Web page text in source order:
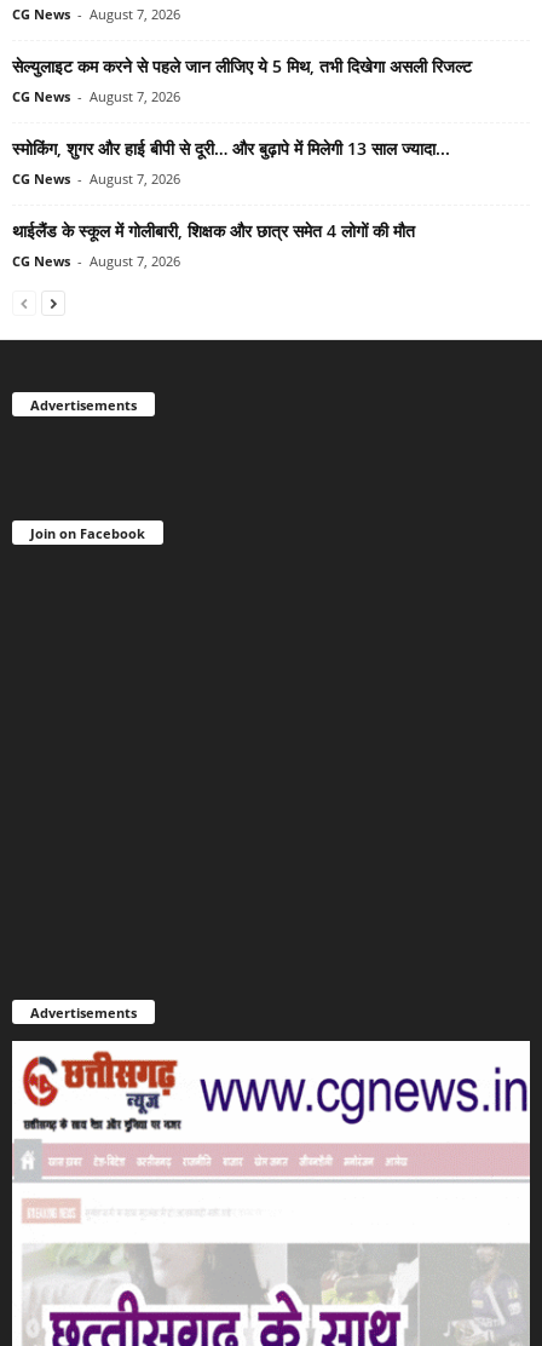
CG News - August 7, 2026
सेल्युलाइट कम करने से पहले जान लीजिए ये 5 मिथ, तभी दिखेगा असली रिजल्ट
CG News - August 7, 2026
स्मोकिंग, शुगर और हाई बीपी से दूरी… और बुढ़ापे में मिलेगी 13 साल ज्यादा...
CG News - August 7, 2026
थाईलैंड के स्कूल में गोलीबारी, शिक्षक और छात्र समेत 4 लोगों की मौत
CG News - August 7, 2026
Advertisements
Join on Facebook
Advertisements